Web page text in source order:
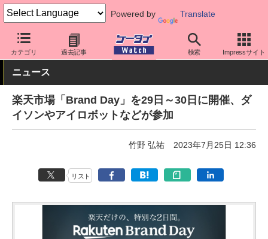
Powered by Translate
カテゴリ 過去記事 検索 Impressサイト
ケータイ Watch キャリア 楽天 アプリ・サービス
ニュース
楽天市場「Brand Day」を29日～30日に開催、ダ
イソンやアイロボットなどが参加
竹野 弘祐 2023年7月25日 12:36
リスト